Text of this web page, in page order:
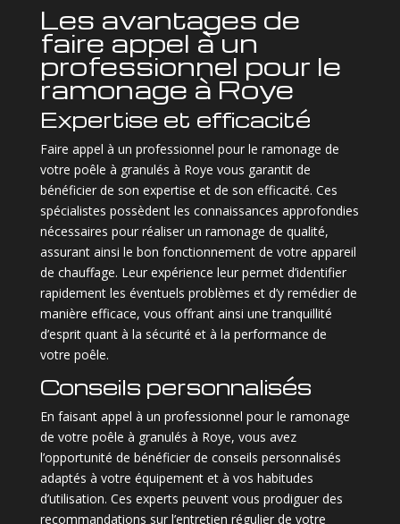
Les avantages de
faire appel à un
professionnel pour le
ramonage à Roye
Expertise et efficacité
Faire appel à un professionnel pour le ramonage de
votre poêle à granulés à Roye vous garantit de
bénéficier de son expertise et de son efficacité. Ces
spécialistes possèdent les connaissances approfondies
nécessaires pour réaliser un ramonage de qualité,
assurant ainsi le bon fonctionnement de votre appareil
de chauffage. Leur expérience leur permet d’identifier
rapidement les éventuels problèmes et d’y remédier de
manière efficace, vous offrant ainsi une tranquillité
d’esprit quant à la sécurité et à la performance de
votre poêle.
Conseils personnalisés
En faisant appel à un professionnel pour le ramonage
de votre poêle à granulés à Roye, vous avez
l’opportunité de bénéficier de conseils personnalisés
adaptés à votre équipement et à vos habitudes
d’utilisation. Ces experts peuvent vous prodiguer des
recommandations sur l’entretien régulier de votre